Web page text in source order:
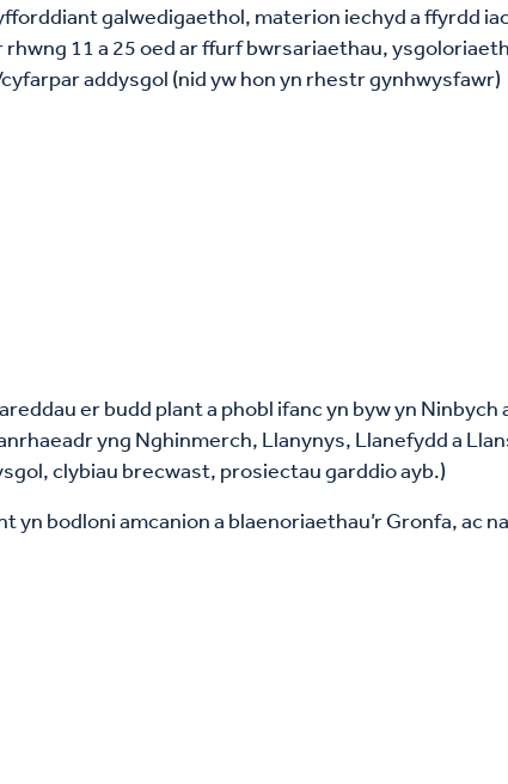
galwedigaethol, materion iechyd a ffyrdd
11 a 25 oed ar ffurf bwrsariaethau,
addysgol (nid yw hon yn rhestr gynhwysfawr)
er budd plant a phobl ifanc yn byw yn Ninbych
yng Nghinmerch, Llanynys, Llanefydd a
clybiau brecwast, prosiectau garddio ayb.)
bodloni amcanion a blaenoriaethau’r Gronfa, ac